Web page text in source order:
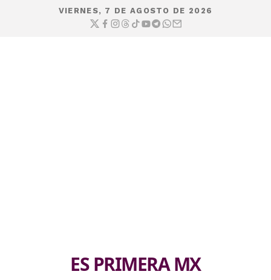
VIERNES, 7 DE AGOSTO DE 2026
ES PRIMERA MX